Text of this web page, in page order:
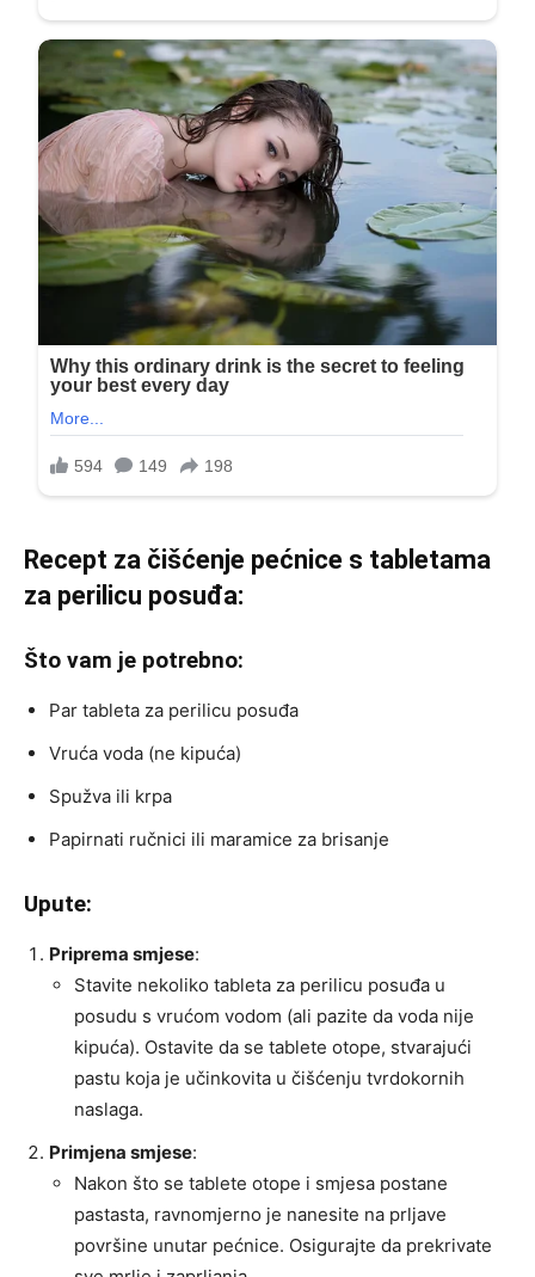
Recept za čišćenje pećnice s tabletama
za perilicu posuđa:
Što vam je potrebno:
Par tableta za perilicu posuđa
Vruća voda (ne kipuća)
Spužva ili krpa
Papirnati ručnici ili maramice za brisanje
Upute:
Priprema smjese:
Stavite nekoliko tableta za perilicu posuđa u
posudu s vrućom vodom (ali pazite da voda nije
kipuća). Ostavite da se tablete otope, stvarajući
pastu koja je učinkovita u čišćenju tvrdokornih
naslaga.
Primjena smjese:
Nakon što se tablete otope i smjesa postane
pastasta, ravnomjerno je nanesite na prljave
površine unutar pećnice. Osigurajte da prekrivate